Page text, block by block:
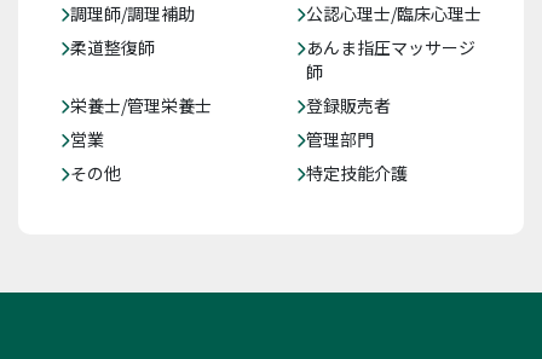
調理師/調理補助
公認心理士/臨床心理士
柔道整復師
あんま指圧マッサージ
師
栄養士/管理栄養士
登録販売者
営業
管理部門
その他
特定技能介護